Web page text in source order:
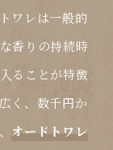
ワレは一般的
香りの持続時
ることが特徴
く、数千円か
オードトワレ